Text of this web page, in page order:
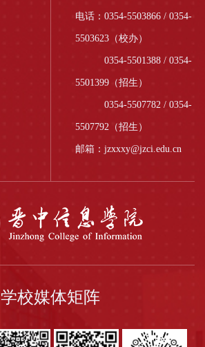
电话：0354-5503866 / 0354-
5503623（校办）
0354-5501388 / 0354-
5501399（招生）
0354-5507782 / 0354-
5507792（招生）
邮箱：jzxxxy@jzci.edu.cn
学校媒体矩阵